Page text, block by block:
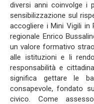
diversi anni coinvolge i
sensibilizzazione sul
accogliere i Mini Vigili in
regionale Enrico
un valore formativo
alle istituzioni e li
responsabilità e
significa gettare le
consapevole, fondato
civico. Come